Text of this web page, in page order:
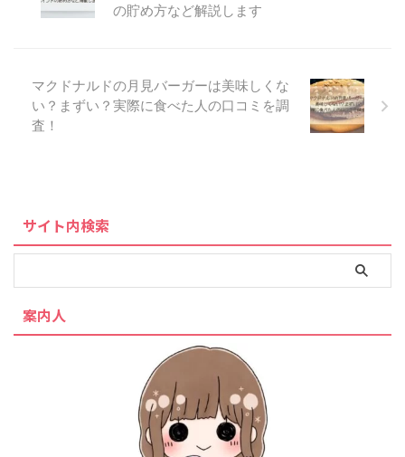
の貯め方など解説します
マクドナルドの月見バーガーは美味しくな
い？まずい？実際に食べた人の口コミを調
査！
サイト内検索
案内人